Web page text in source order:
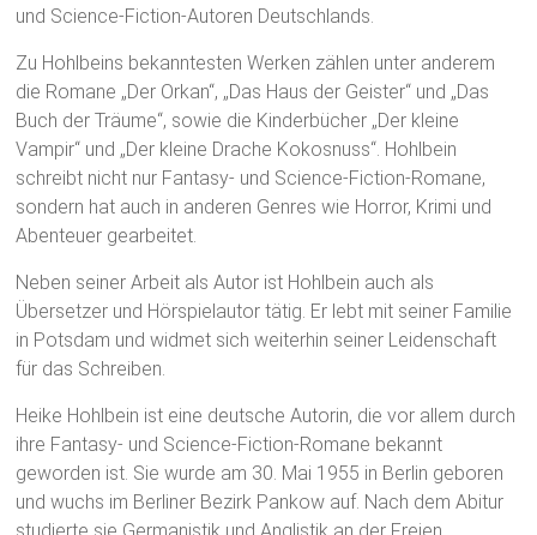
und Science-Fiction-Autoren Deutschlands.
Zu Hohlbeins bekanntesten Werken zählen unter anderem
die Romane „Der Orkan“, „Das Haus der Geister“ und „Das
Buch der Träume“, sowie die Kinderbücher „Der kleine
Vampir“ und „Der kleine Drache Kokosnuss“. Hohlbein
schreibt nicht nur Fantasy- und Science-Fiction-Romane,
sondern hat auch in anderen Genres wie Horror, Krimi und
Abenteuer gearbeitet.
Neben seiner Arbeit als Autor ist Hohlbein auch als
Übersetzer und Hörspielautor tätig. Er lebt mit seiner Familie
in Potsdam und widmet sich weiterhin seiner Leidenschaft
für das Schreiben.
Heike Hohlbein ist eine deutsche Autorin, die vor allem durch
ihre Fantasy- und Science-Fiction-Romane bekannt
geworden ist. Sie wurde am 30. Mai 1955 in Berlin geboren
und wuchs im Berliner Bezirk Pankow auf. Nach dem Abitur